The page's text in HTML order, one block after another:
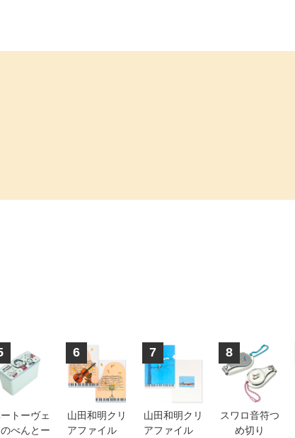
トーヴェ
べんとー
6
山田和明クリ
アファイル
7
山田和明クリ
アファイル
8
スワロ音符つ
め切り